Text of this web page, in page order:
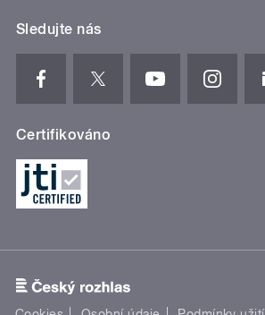
Sledujte nás
Certifikováno